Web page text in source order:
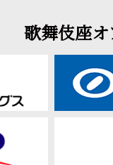
歌舞伎座